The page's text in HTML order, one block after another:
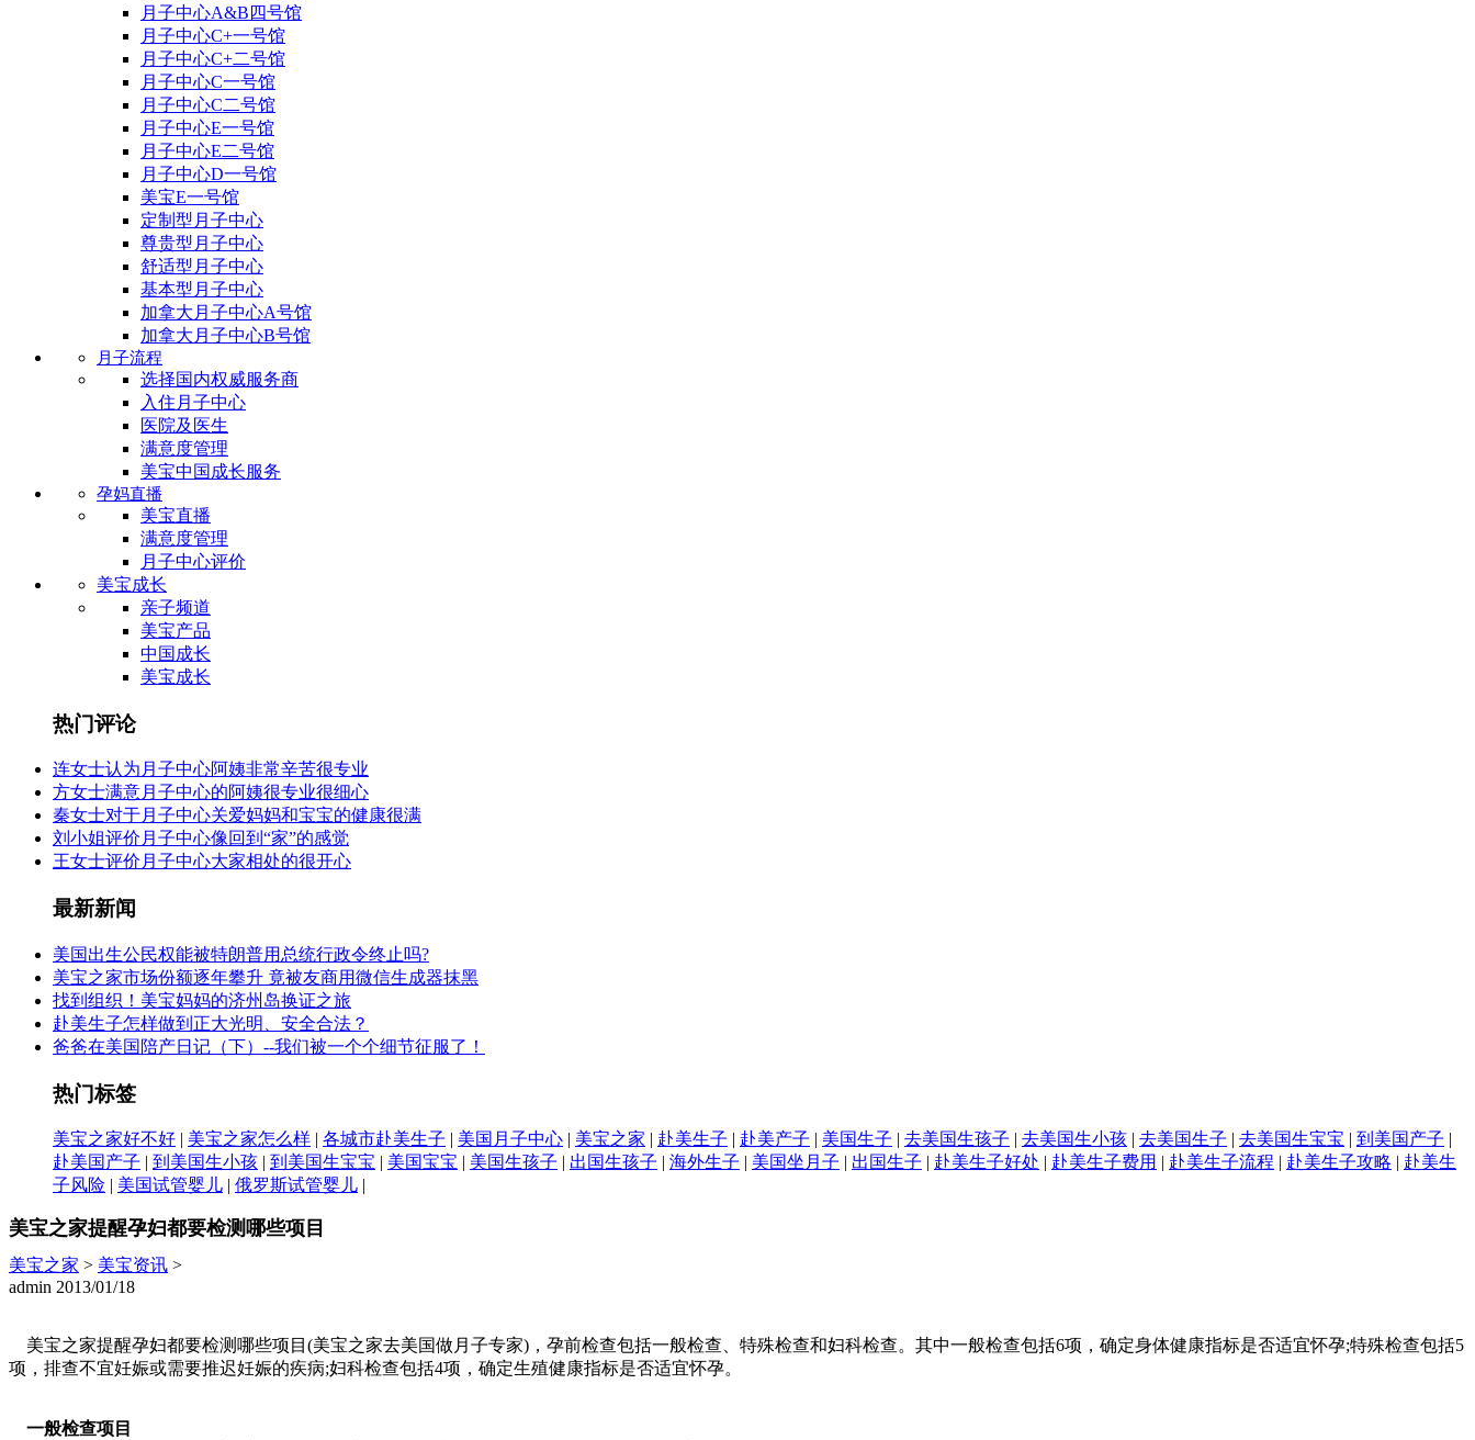
月子中心A&B四号馆
月子中心C+一号馆
月子中心C+二号馆
月子中心C一号馆
月子中心C二号馆
月子中心E一号馆
月子中心E二号馆
月子中心D一号馆
美宝E一号馆
定制型月子中心
尊贵型月子中心
舒适型月子中心
基本型月子中心
加拿大月子中心A号馆
加拿大月子中心B号馆
月子流程
选择国内权威服务商
入住月子中心
医院及医生
满意度管理
美宝中国成长服务
孕妈直播
美宝直播
满意度管理
月子中心评价
美宝成长
亲子频道
美宝产品
中国成长
美宝成长
热门评论
连女士认为月子中心阿姨非常辛苦很专业
方女士满意月子中心的阿姨很专业很细心
秦女士对于月子中心关爱妈妈和宝宝的健康很满
刘小姐评价月子中心像回到“家”的感觉
王女士评价月子中心大家相处的很开心
最新新闻
美国出生公民权能被特朗普用总统行政令终止吗?
美宝之家市场份额逐年攀升 竟被友商用微信生成器抹黑
找到组织！美宝妈妈的济州岛换证之旅
赴美生子怎样做到正大光明、安全合法？
爸爸在美国陪产日记（下）--我们被一个个细节征服了！
热门标签
美宝之家好不好 | 美宝之家怎么样 | 各城市赴美生子 | 美国月子中心 | 美宝之家 | 赴美生子 | 赴美产子 | 美国生子 | 去美国生孩子 | 去美国生小孩 | 去美国生子 | 去美国生宝宝 | 到美国产子 |
赴美国产子 | 到美国生小孩 | 到美国生宝宝 | 美国宝宝 | 美国生孩子 | 出国生孩子 | 海外生子 | 美国坐月子 | 出国生子 | 赴美生子好处 | 赴美生子费用 | 赴美生子流程 | 赴美生子攻略 | 赴美生
子风险 | 美国试管婴儿 | 俄罗斯试管婴儿 |
美宝之家提醒孕妇都要检测哪些项目
美宝之家 > 美宝资讯 >
admin 2013/01/18
美宝之家提醒孕妇都要检测哪些项目(美宝之家去美国做月子专家)，孕前检查包括一般检查、特殊检查和妇科检查。其中一般检查包括6项，确定身体健康指标是否适宜怀孕;特殊检查包括5
项，排查不宜妊娠或需要推迟妊娠的疾病;妇科检查包括4项，确定生殖健康指标是否适宜怀孕。
一般检查项目